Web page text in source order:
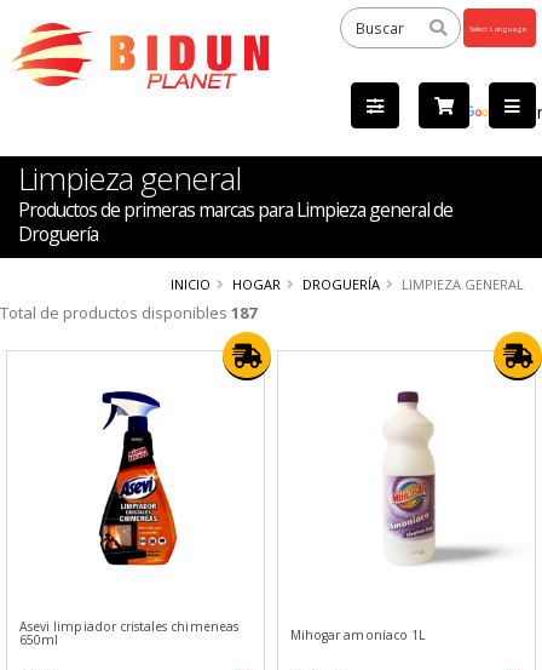
by
Limpieza general
Productos de primeras marcas para Limpieza general de
Droguería
INICIO HOGAR DROGUERÍA LIMPIEZA GENERAL
Total de productos disponibles 187
Asevi limpiador cristales chimeneas
650ml Mihogar amoníaco 1L